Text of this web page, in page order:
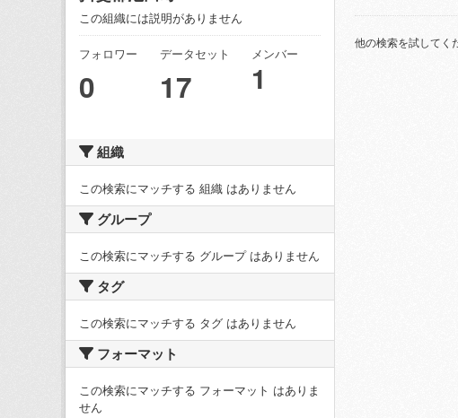
この組織には説明がありません
フォロワー
0
データセット
17
メンバー
1
組織
この検索にマッチする 組織 はありません
グループ
この検索にマッチする グループ はありません
タグ
この検索にマッチする タグ はありません
フォーマット
この検索にマッチする フォーマット はありま
せん
他の検索を試してく